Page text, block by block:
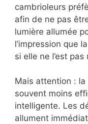
cambrioleurs
afin de ne pas
lumière allumée
l’impression que
si elle ne l’est
Mais attention :
souvent moins
intelligente. Les
allument